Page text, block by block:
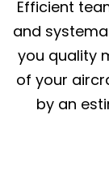
Efficient
and
you quality
of your
by an